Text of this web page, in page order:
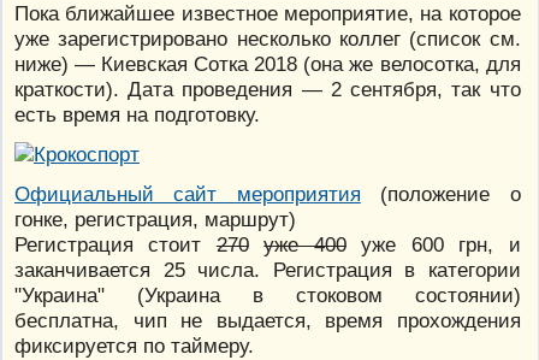
Пока ближайшее известное мероприятие, на которое
уже зарегистрировано несколько коллег (список см.
ниже) — Киевская Сотка 2018 (она же велосотка, для
краткости). Дата проведения — 2 сентября, так что
есть время на подготовку.
Официальный сайт мероприятия (положение о
гонке, регистрация, маршрут)
Регистрация стоит 270 уже 400уже 600 грн, и
заканчивается 25 числа. Регистрация в категории
"Украина" (Украина в стоковом состоянии)
бесплатна, чип не выдается, время прохождения
фиксируется по таймеру.